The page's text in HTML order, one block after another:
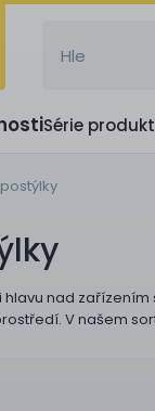
Série
nad
V našem